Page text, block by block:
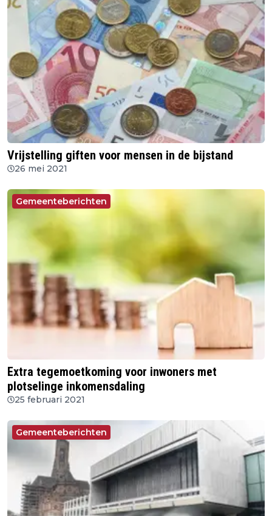
Vrijstelling giften voor mensen in de bijstand
26 mei 2021
Gemeenteberichten
Extra tegemoetkoming voor inwoners met
plotselinge inkomensdaling
25 februari 2021
Gemeenteberichten